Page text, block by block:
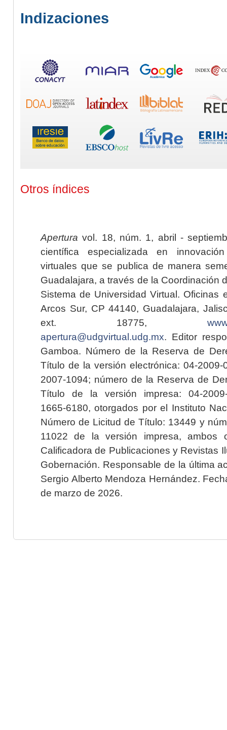
Indizaciones
Otros índices
Apertura vol. 18, núm. 1, abril -
científica especializada en
virtuales que se publica de manera
Guadalajara, a través de la Coordinación
Sistema de Universidad Virtual. Oficinas
Arcos Sur, CP 44140, Guadalajara,
ext. 18775,
apertura@udgvirtual.udg.mx. Editor
Gamboa. Número de la Reserva de
Título de la versión electrónica: 04-2009-
2007-1094; número de la Reserva de
Título de la versión impresa: 04-2009-
1665-6180, otorgados por el Instituto
Número de Licitud de Título: 13449 y
11022 de la versión impresa, ambos
Calificadora de Publicaciones y Revistas
Gobernación. Responsable de la última
Sergio Alberto Mendoza Hernández.
de marzo de 2026.